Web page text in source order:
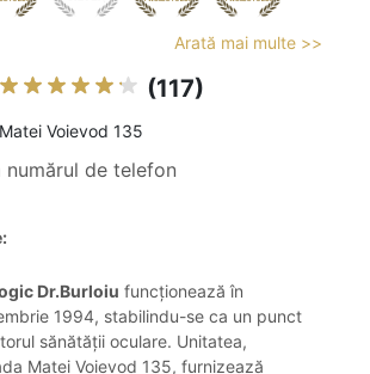
Arată mai multe >>
(117)
Voievod 135
numărul de telefon
Dr.Burloiu funcționează în
1994, stabilindu-se ca un punct
sănătății oculare. Unitatea,
Matei Voievod 135, furnizează